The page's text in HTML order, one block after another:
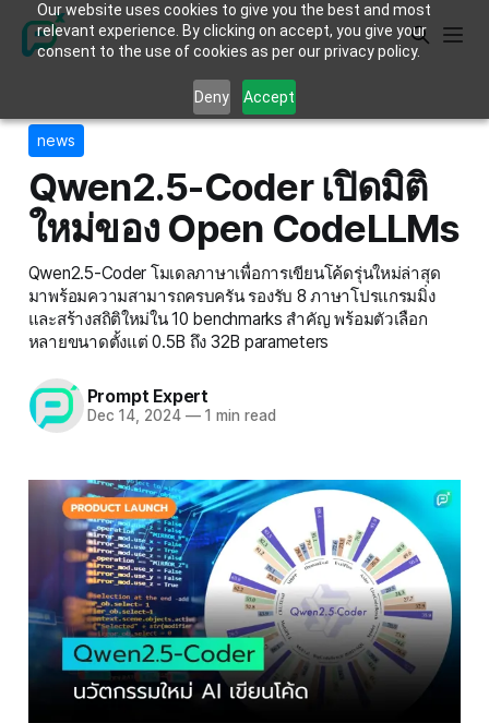
Our website uses cookies to give you the best and most
relevant experience. By clicking on accept, you give your
consent to the use of cookies as per our privacy policy.
Deny Accept
news
Qwen2.5-Coder เปิดมิติ
ใหม่ของ Open CodeLLMs
Qwen2.5-Coder โมเดลภาษาเพื่อการเขียนโค้ดรุ่นใหม่ล่าสุด
มาพร้อมความสามารถครบครัน รองรับ 8 ภาษาโปรแกรมมิ่ง
และสร้างสถิติใหม่ใน 10 benchmarks สำคัญ พร้อมตัวเลือก
หลายขนาดตั้งแต่ 0.5B ถึง 32B parameters
Prompt Expert
Dec 14, 2024 —1 min read